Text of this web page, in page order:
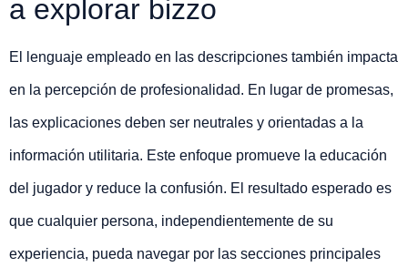
a explorar bizzo
El lenguaje empleado en las descripciones también impacta
en la percepción de profesionalidad. En lugar de promesas,
las explicaciones deben ser neutrales y orientadas a la
información utilitaria. Este enfoque promueve la educación
del jugador y reduce la confusión. El resultado esperado es
que cualquier persona, independientemente de su
experiencia, pueda navegar por las secciones principales